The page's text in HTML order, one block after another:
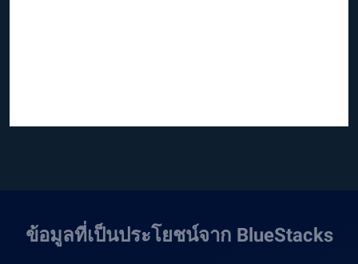
ข้อมูลที่เป็นประโยชน์จาก BlueStacks